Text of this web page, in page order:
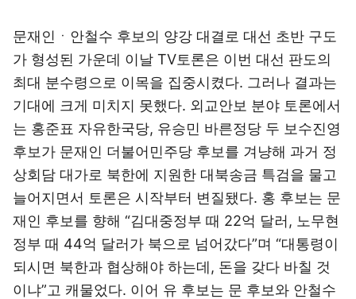
문재인ㆍ안철수 후보의 양강 대결로 대선 초반 구도
가 형성된 가운데 이날 TV토론은 이번 대선 판도의
최대 분수령으로 이목을 집중시켰다. 그러나 결과는
기대에 크게 미치지 못했다. 외교안보 분야 토론에서
는 홍준표 자유한국당, 유승민 바른정당 두 보수진영
후보가 문재인 더불어민주당 후보를 겨냥해 과거 정
상회담 대가로 북한에 지원한 대북송금 특검을 물고
늘어지면서 토론은 시작부터 변질됐다. 홍 후보는 문
재인 후보를 향해 “김대중정부 때 22억 달러, 노무현
정부 때 44억 달러가 북으로 넘어갔다”며 “대통령이
되시면 북한과 협상해야 하는데, 돈을 갖다 바칠 것
이냐”고 캐물었다. 이어 유 후보는 문 후보와 안철수